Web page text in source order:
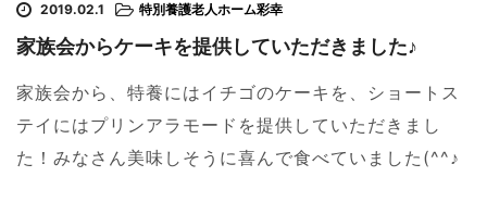
t
n
2019.02.1 特別養護老人ホーム彩幸
家族会からケーキを提供していただきました♪
家族会から、特養にはイチゴのケーキを、ショートス
テイにはプリンアラモードを提供していただきまし
た！みなさん美味しそうに喜んで食べていました(^^♪